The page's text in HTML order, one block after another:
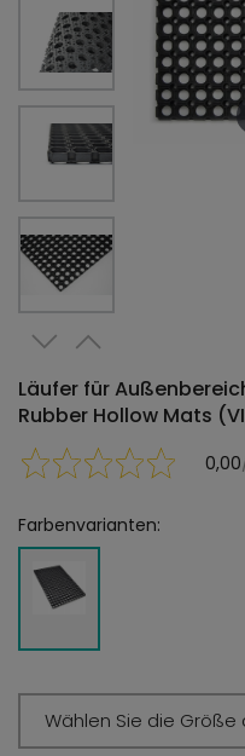
Läufer für
Rubber Hollow Mats
0,00
Farbenvarianten:
Wählen Sie die Größe